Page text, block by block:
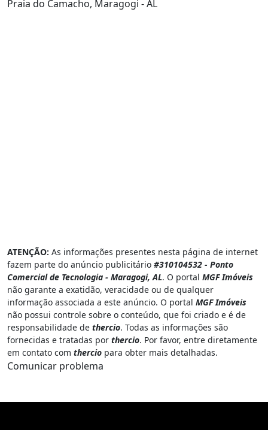
Praia do Camacho, Maragogi - AL
ATENÇÃO: As informações presentes nesta página de internet
fazem parte do anúncio publicitário #310104532 - Ponto
Comercial de Tecnologia - Maragogi, AL. O portal MGF Imóveis
não garante a exatidão, veracidade ou de qualquer
informação associada a este anúncio. O portal MGF Imóveis
não possui controle sobre o conteúdo, que foi criado e é de
responsabilidade de thercio. Todas as informações são
fornecidas e tratadas por thercio. Por favor, entre diretamente
em contato com thercio para obter mais detalhadas.
Comunicar problema